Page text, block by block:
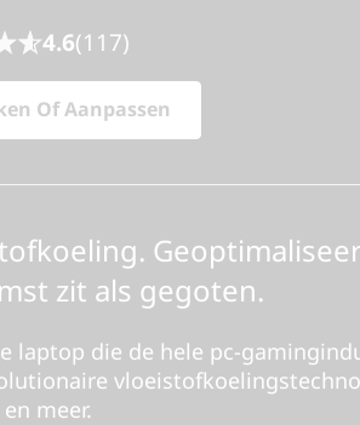
4.6(117)
Of Aanpassen
zit als gegoten.
laptop die de hele pc-
meer.